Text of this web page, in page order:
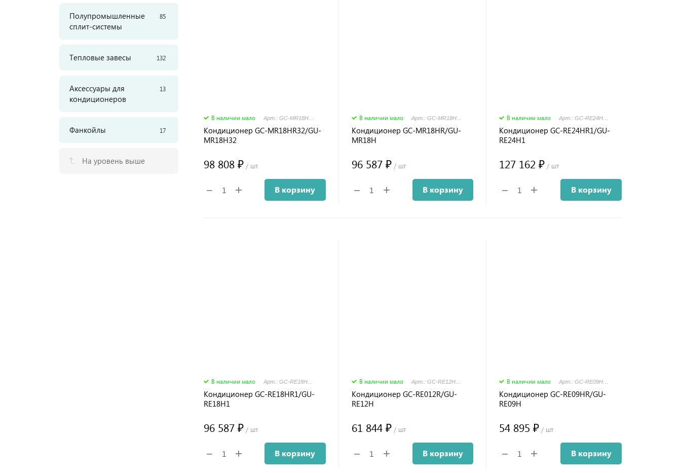
Полупромышленные
сплит-системы
85
Тепловые завесы 132
Аксессуары для
кондиционеров
13
Фанкойлы 17
На уровень выше
В наличии мало
Кондиционер GC-MR18HR32/GU-
MR18H32
98 808 ₽ / шт
− + В корзину
В наличии мало Арт.: GC-MR18HR/GU-MR18H
Кондиционер GC-MR18HR/GU-
MR18H
96 587 ₽/ шт
− + В корзину
В наличии мало
Кондиционер GC-RE24HR1/GU-
RE24H1
127 162 ₽ / шт
− + В корзину
В наличии мало
Кондиционер GC-RE18HR1/GU-
RE18H1
96 587 ₽ / шт
− + В корзину
В наличии мало Арт.: GC-RE12HR1/GU-RE12H
Кондиционер GC-RE012R/GU-
RE12H
61 844 ₽/ шт
− + В корзину
В наличии мало
Кондиционер GC-RE09HR/GU-
RE09H
54 895 ₽ / шт
− + В корзину